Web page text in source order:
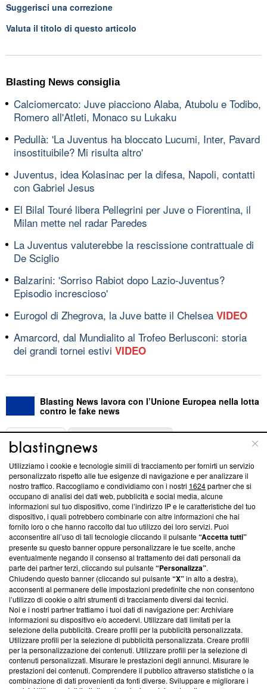
Suggerisci una correzione
Valuta il titolo di questo articolo
Blasting News consiglia
Calciomercato: Juve piacciono Alaba, Atubolu e Todibo,
Romero all'Atleti, Monaco su Lukaku
Pedullà: 'La Juventus ha bloccato Lucumi, Inter, Pavard
insostituibile? Mi risulta altro'
Juventus, idea Kolasinac per la difesa, Napoli, contatti
con Gabriel Jesus
El Bilal Touré libera Pellegrini per Juve o Fiorentina, il
Milan mette nel radar Paredes
La Juventus valuterebbe la rescissione contrattuale di
De Sciglio
Balzarini: 'Sorriso Rabiot dopo Lazio-Juventus?
Episodio increscioso'
Eurogol di Zhegrova, la Juve batte il Chelsea VIDEO
Amarcord, dal Mundialito al Trofeo Berlusconi: storia
dei grandi tornei estivi VIDEO
Blasting News lavora con l’Unione Europea nella lotta
contro le fake news
ABOUT
Questa sezione offre informazioni trasparenti su Blasting
News, sui nostri processi editoriali e su come ci impegniamo a
creare news di qualità. Inoltre, afferma la nostra aderenza a
‘Trust Project - News with Integrity’Blasting News non è
ancora membro del programma, ma ha richiesto di farne
parte; Trust Project non ha ancora effettuato una verifica di
conformità agli standard.
Su di noi
Team editoriale
Corporate
Redazione
Informativa Privacy
Cookie Policy
Utilizziamo i cookie e tecnologie simili di tracciamento per fornirti un servizio
personalizzato rispetto alle tue esigenze di navigazione e per analizzare il
nostro traffico. Raccogliamo e condividiamo con i nostri 1624partner che si
occupano di analisi dei dati web, pubblicità e social media, alcune
informazioni sul tuo dispositivo, come l’indirizzo IP e le caratteristiche del tuo
dispositivo, i quali potrebbero combinarle con altre informazioni che hai
fornito loro o che hanno raccolto dal tuo utilizzo dei loro servizi. Puoi
acconsentire all’uso di tali tecnologie cliccando il pulsante“Accetta tutti”
presente su questo banner oppure personalizzare le tue scelte, anche
eventualmente negando il consenso al trattamento dei dati personali da
parte dei partner terzi, cliccando sul pulsante“Personalizza”.
Chiudendo questo banner (cliccando sul pulsante“X”in alto a destra),
acconsenti al permanere delle impostazioni predefinite che non consentono
l’utilizzo di cookie o altri strumenti di tracciamento diversi dai tecnici.
Noi e i nostri partner trattiamo i tuoi dati di navigazione per: Archiviare
informazioni su dispositivo e/o accedervi. Utilizzare dati limitati per la
selezione della pubblicità. Creare profili per la pubblicità personalizzata.
Utilizzare profili per la selezione di pubblicità personalizzata. Creare profili
per la personalizzazione dei contenuti. Utilizzare profili per la selezione di
contenuti personalizzati. Misurare le prestazioni degli annunci. Misurare le
prestazioni dei contenuti. Comprendere il pubblico attraverso statistiche o la
combinazione di dati provenienti da fonti diverse. Sviluppare e migliorare i